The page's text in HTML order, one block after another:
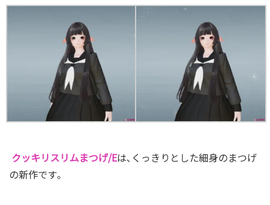
クッキリスリムまつげ/Eは､くっきりとした細身のまつげ
の新作です｡